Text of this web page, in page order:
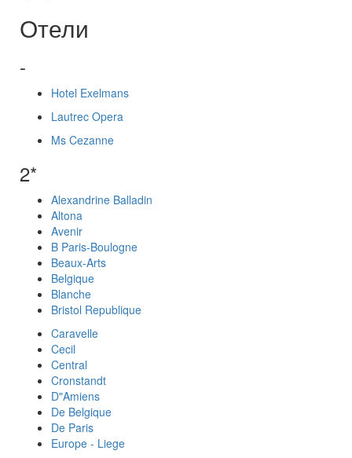
Отели
-
Hotel Exelmans
Lautrec Opera
Ms Cezanne
2*
Alexandrine Balladin
Altona
Avenir
B Paris-Boulogne
Beaux-Arts
Belgique
Blanche
Bristol Republique
Caravelle
Cecil
Central
Cronstandt
D"Amiens
De Belgique
De Paris
Europe - Liege